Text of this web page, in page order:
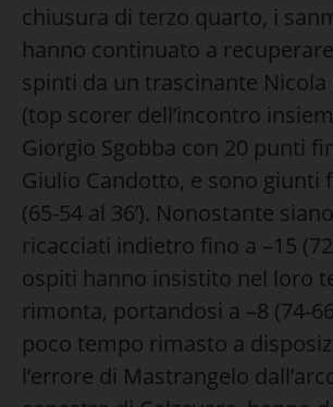
chiusura di terzo quarto, i
hanno continuato a
spinti da un trascinante
(top scorer dell’incontro
Giorgio Sgobba con 20 punti
Giulio Candotto, e sono giunti
(65-54 al 36’). Nonostante
ricacciati indietro fino a –15
ospiti hanno insistito nel loro
rimonta, portandosi a –8 (74-
poco tempo rimasto a
l’errore di Mastrangelo